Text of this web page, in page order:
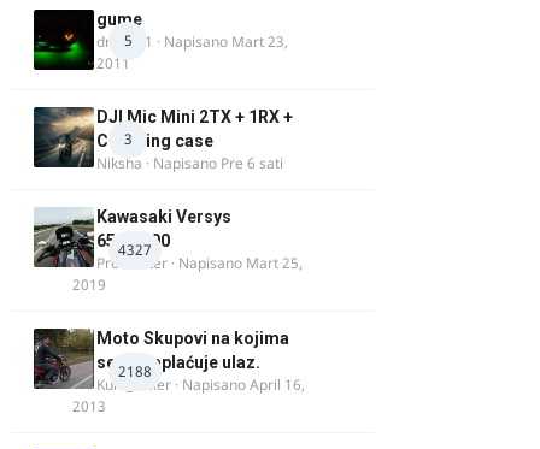
5
gume
dragan1 · Napisano Mart 23,
2011
3
DJI Mic Mini 2TX + 1RX +
Charging case
Niksha · Napisano Pre 6 sati
4327
Kawasaki Versys
650/1000
ProMaster · Napisano Mart 25,
2019
2188
Moto Skupovi na kojima
se ne naplaćuje ulaz.
Kum_Mixer · NapisanoApril 16,
2013